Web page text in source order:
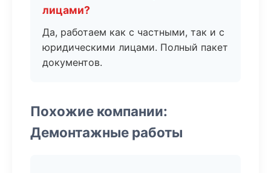
лицами?
Да, работаем как с частными, так и с
юридическими лицами. Полный пакет
документов.
Похожие компании:
Демонтажные работы